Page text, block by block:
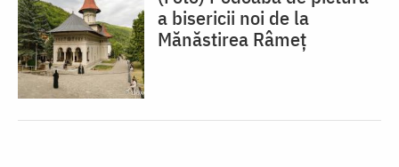
a bisericii noi de la
Mănăstirea Râmeț